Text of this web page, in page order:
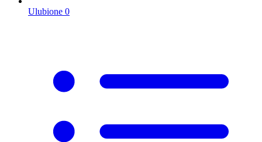
Ulubione 0